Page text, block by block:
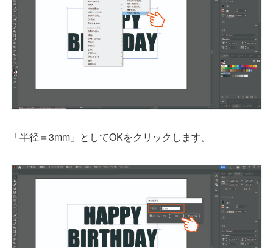
「半径＝3mm」としてOKをクリックします。